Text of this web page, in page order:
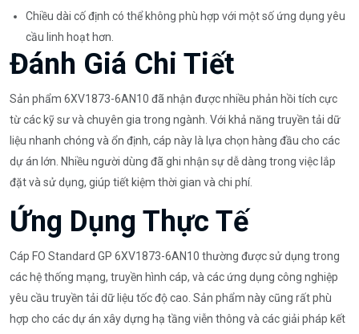
Chiều dài cố định có thể không phù hợp với một số ứng dụng yêu
cầu linh hoạt hơn.
Đánh Giá Chi Tiết
Sản phẩm 6XV1873-6AN10 đã nhận được nhiều phản hồi tích cực
từ các kỹ sư và chuyên gia trong ngành. Với khả năng truyền tải dữ
liệu nhanh chóng và ổn định, cáp này là lựa chọn hàng đầu cho các
dự án lớn. Nhiều người dùng đã ghi nhận sự dễ dàng trong việc lắp
đặt và sử dụng, giúp tiết kiệm thời gian và chi phí.
Ứng Dụng Thực Tế
Cáp FO Standard GP 6XV1873-6AN10 thường được sử dụng trong
các hệ thống mạng, truyền hình cáp, và các ứng dụng công nghiệp
yêu cầu truyền tải dữ liệu tốc độ cao. Sản phẩm này cũng rất phù
hợp cho các dự án xây dựng hạ tầng viễn thông và các giải pháp kết